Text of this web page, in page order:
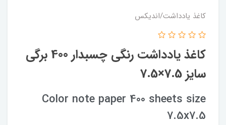
کاغذ یادداشت/اندیکس
کاغذ یادداشت رنگی چسبدار 400 برگی
سایز 7.5×7.5
Color note paper 400 sheets size
7.5x7.5